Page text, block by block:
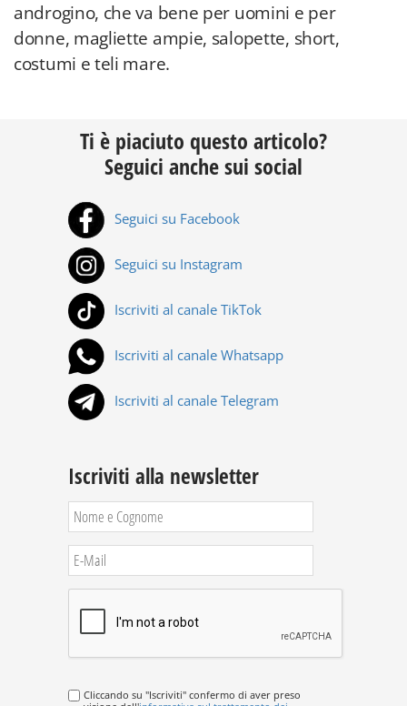
androgino, che va bene per uomini e per
donne, magliette ampie, salopette, short,
costumi e teli mare.
Ti è piaciuto questo articolo?
Seguici anche sui social
Seguici su Facebook
Seguici su Instagram
Iscriviti al canale TikTok
Iscriviti al canale Whatsapp
Iscriviti al canale Telegram
Iscriviti alla newsletter
Cliccando su "Iscriviti" confermo di aver preso